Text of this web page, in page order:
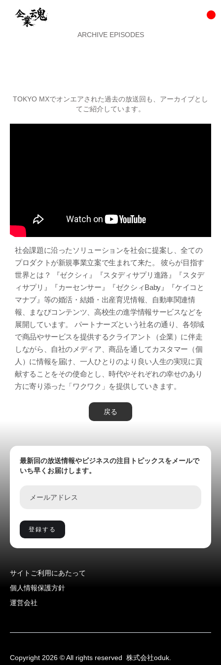
ARCHIVE EPISODES
TOKYO MXでオンエアされた過去の放送回も、アーカイブとし
てご紹介しています。
社会課題に沿ったソリューションを社会に提案し、全ての
プロダクトが新規事業立案で生まれて来た。 彼らが目指す
世界とは？ 『ゼクシィ』『スタディサプリ進路』『スタデ
ィサプリ』『カーセンサー』『ゼクシィBaby』『ケイコと
マナブ』等の婚活・結婚・出産育児情報、自動車関連情
報、まなびコンテンツ、高校生の進学情報サービスなどを
展開しています。 パートナーズという社名の通り、各領域
で商品やサービスを提供するクライアント（企業）に伴走
しながら、自社のメディア、商品を通してカスタマー（個
人）に情報を届け、一人ひとりのより良い人生の実現に貢
献することをその使命とし、時代やそれぞれの幸せのあり
方に寄り添った「ワクワク」を提供していきます。
戻る
最新回の放送情報やビジネスの注目トピックスをメールで
いち早くお届けします。
サイトご利用にあたって
個人情報保護方針
運営会社
Copyright 2026 © All rights reserved 株式会社oduk.